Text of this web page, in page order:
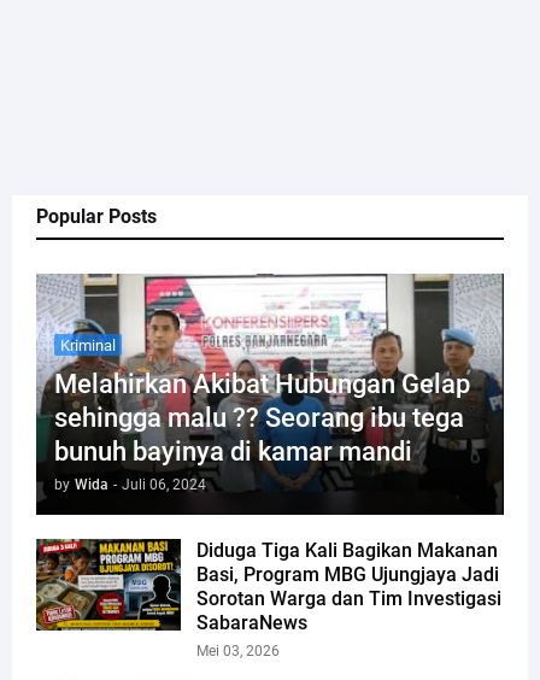
Popular Posts
Kriminal
Melahirkan Akibat Hubungan Gelap
sehingga malu ?? Seorang ibu tega
bunuh bayinya di kamar mandi
by Wida - Juli 06, 2024
Diduga Tiga Kali Bagikan Makanan
Basi, Program MBG Ujungjaya Jadi
Sorotan Warga dan Tim Investigasi
SabaraNews
Mei 03, 2026